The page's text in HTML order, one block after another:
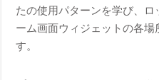
たの使用パターンを学び、
ーム画面ウィジェットの各
す。